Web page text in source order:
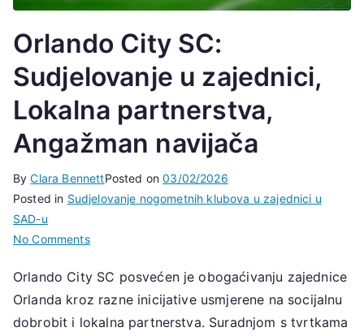
Orlando City SC:
Sudjelovanje u zajednici,
Lokalna partnerstva,
Angažman navijača
ByClara BennettPosted on03/02/2026
Posted in Sudjelovanje nogometnih klubova u zajednici u
SAD-u
No Commentson
City
SC:
Sudjelovanje
Orlando City SC posvećen je obogaćivanju zajednice
Orlanda kroz razne inicijative usmjerene na socijalnu
dobrobit i lokalna partnerstva. Suradnjom s tvrtkama